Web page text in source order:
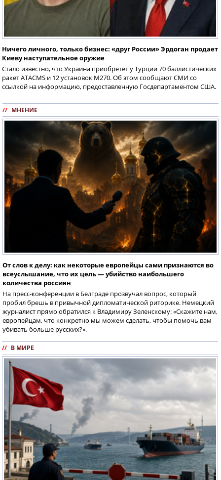
Ничего личного, только бизнес: «друг России» Эрдоган продает
Киеву наступательное оружие
Стало известно, что Украина приобретет у Турции 70 баллистических
ракет ATACMS и 12 установок M270. Об этом сообщают СМИ со
ссылкой на информацию, предоставленную Госдепартаментом США.
// МНЕНИЕ
От слов к делу: как некоторые европейцы сами признаются во
всеуслышание, что их цель — убийство наибольшего
количества россиян
На пресс-конференции в Белграде прозвучал вопрос, который
пробил брешь в привычной дипломатической риторике. Немецкий
журналист прямо обратился к Владимиру Зеленскому: «Скажите нам,
европейцам, что конкретно мы можем сделать, чтобы помочь вам
убивать больше русских?».
// В МИРЕ